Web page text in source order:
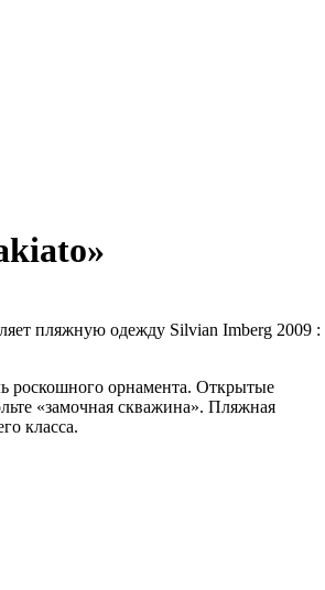
пляжную одежду Silvian Imberg 2009 :
роскошного орнамента. Открытые
«замочная скважина». Пляжная
класса.